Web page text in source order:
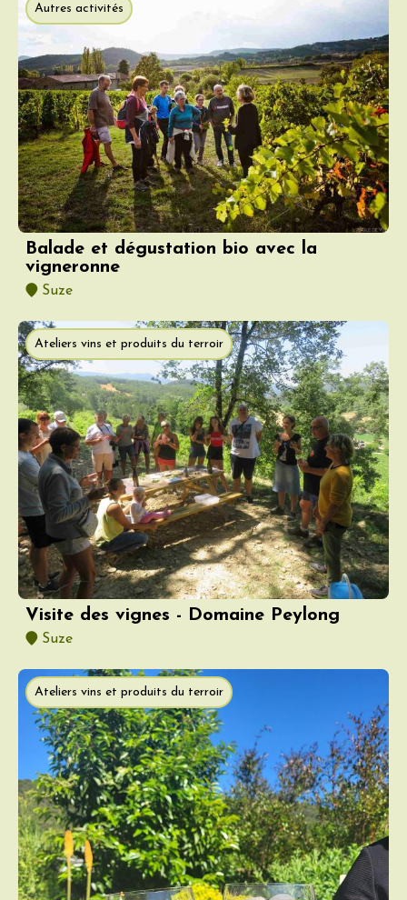
Autres activités
Balade et dégustation bio avec la
vigneronne
Suze
Ateliers vins et produits du terroir
Visite des vignes - Domaine Peylong
Suze
Ateliers vins et produits du terroir